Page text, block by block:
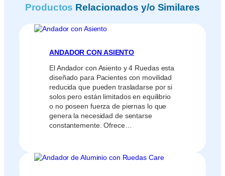
Productos Relacionados y/o Similares
ANDADOR CON ASIENTO
El Andador con Asiento y 4 Ruedas esta
diseñado para Pacientes con movilidad
reducida que pueden trasladarse por si
solos pero están limitados en equilibrio
o no poseen fuerza de piernas lo que
genera la necesidad de sentarse
constantemente. Ofrece…